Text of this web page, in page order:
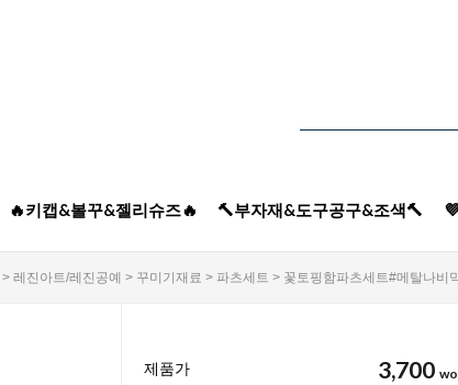
🔥키캡&볼꾸&젤리슈즈🔥 🔨부자재&도구공구&조색🔨
> 레진아트/레진공예 > 꾸미기재료 > 파츠세트 > 꽃토핑함파츠세트#메탈나비
제품가 3,700